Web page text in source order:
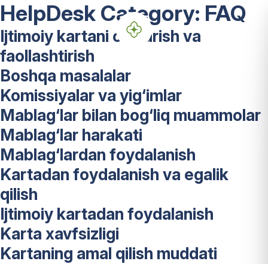
HelpDesk Category: FAQ
Ijtimoiy kartani chiqarish va
faollashtirish
Boshqa masalalar
Komissiyalar va yig‘imlar
Mablag‘lar bilan bog‘liq muammolar
Mablag‘lar harakati
Mablag‘lardan foydalanish
Kartadan foydalanish va egalik
qilish
Ijtimoiy kartadan foydalanish
Karta xavfsizligi
Kartaning amal qilish muddati